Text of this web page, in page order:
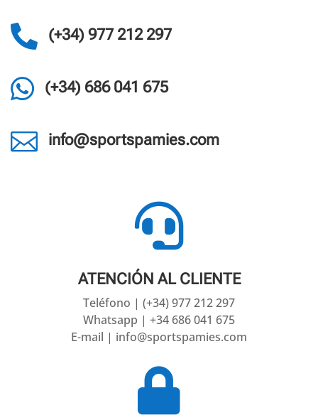
 (+34) 977 212 297
 (+34) 686 041 675
 info@sportspamies.com

ATENCIÓN AL CLIENTE
Teléfono | (+34) 977 212 297
Whatsapp | +34 686 041 675
E-mail | info@sportspamies.com
